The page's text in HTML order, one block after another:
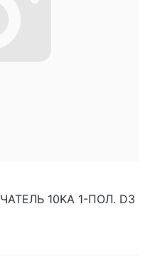
10KA 1-ПОЛ. D3